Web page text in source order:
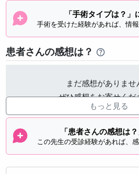
「手術タイプは？」
手術を受けた経験があれば、情
患者さんの感想は？
まだ感想がありませ
ぜひ感想をお寄せくだ
もっと見る
「患者さんの感想は
この先生の受診経験があれば、